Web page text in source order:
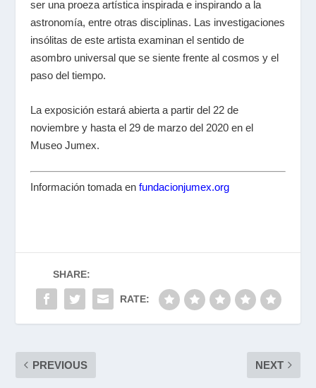
ser una proeza artística inspirada e inspirando a la
astronomía, entre otras disciplinas. Las investigaciones
insólitas de este artista examinan el sentido de
asombro universal que se siente frente al cosmos y el
paso del tiempo.
La exposición estará abierta a partir del 22 de
noviembre y hasta el 29 de marzo del 2020 en el
Museo Jumex.
Información tomada en fundacionjumex.org
SHARE:
RATE:
PREVIOUS NEXT